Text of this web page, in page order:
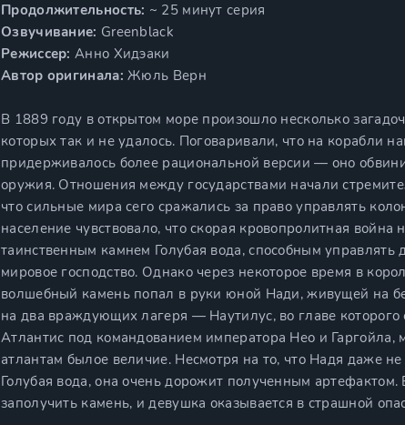
Продолжительность: ~ 25 минут серия
Озвучивание: Greenblack
Режиссер: Анно Хидэаки
Автор оригинала: Жюль Верн
В 1889 году в открытом море произошло несколько
которых так и не удалось. Поговаривали, что на корабли
придерживалось более рациональной версии — оно
оружия. Отношения между государствами начали
что сильные мира сего сражались за право управлять
население чувствовало, что скорая кровопролитная
таинственным камнем Голубая вода, способным
мировое господство. Однако через некоторое время в
волшебный камень попал в руки юной Нади, живущей на
на два враждующих лагеря — Наутилус, во главе
Атлантис под командованием императора Нео и
атлантам былое величие. Несмотря на то, что Надя даже
Голубая вода, она очень дорожит полученным
заполучить камень, и девушка оказывается в страшной